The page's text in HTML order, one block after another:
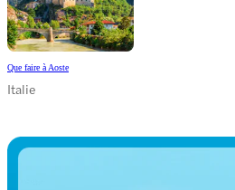
Que faire à Aoste
Italie